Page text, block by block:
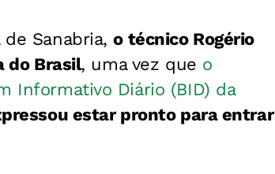
de Sanabria,o técnico Rogério
do Brasil, uma vez que o
Informativo Diário (BID) da
estar pronto para entrar